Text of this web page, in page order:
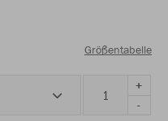
Größentabelle
+
-